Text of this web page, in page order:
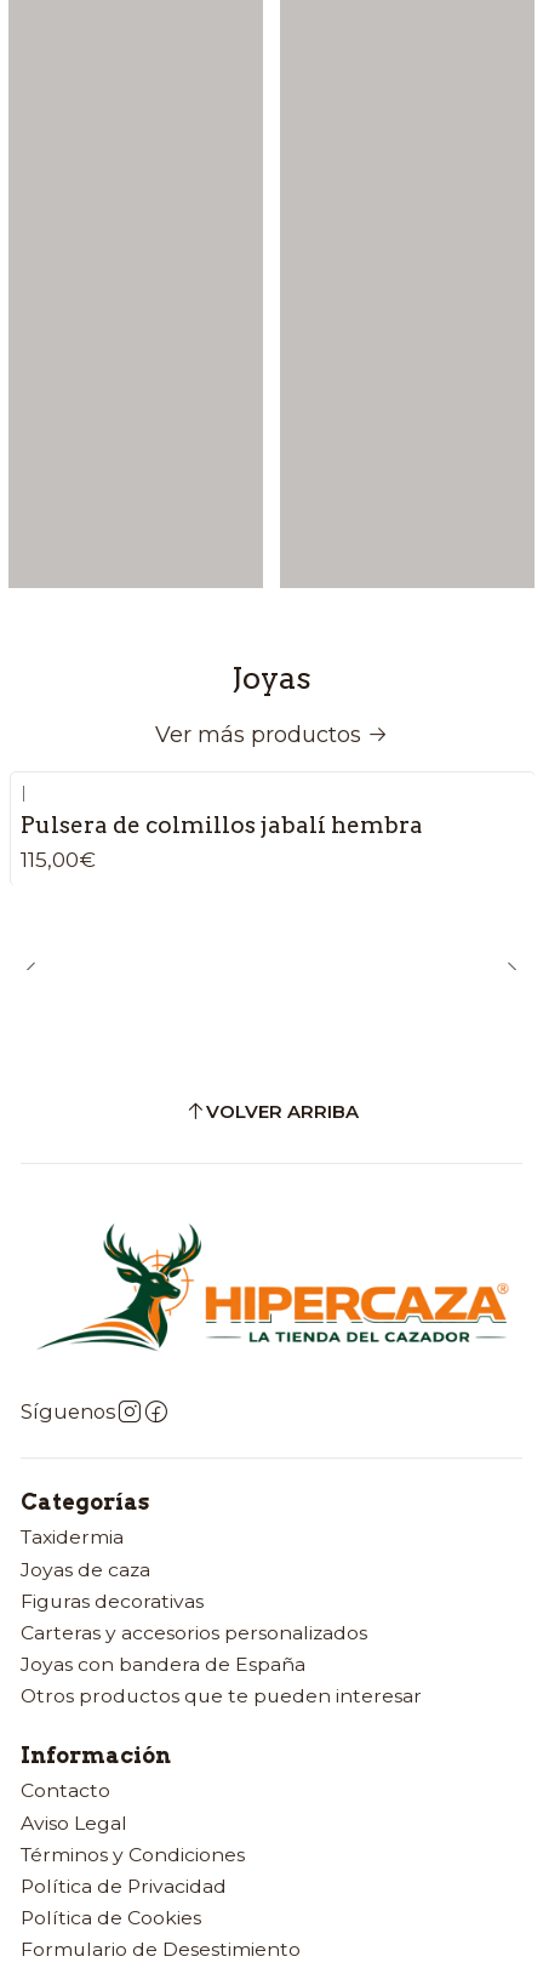
Joyas
Ver más productos
|
Pulsera de colmillos jabalí hembra
115,00€
VOLVER ARRIBA
Síguenos
Categorías
Taxidermia
Joyas de caza
Figuras decorativas
Carteras y accesorios personalizados
Joyas con bandera de España
Otros productos que te pueden interesar
Información
Contacto
Aviso Legal
Términos y Condiciones
Política de Privacidad
Política de Cookies
Formulario de Desestimiento